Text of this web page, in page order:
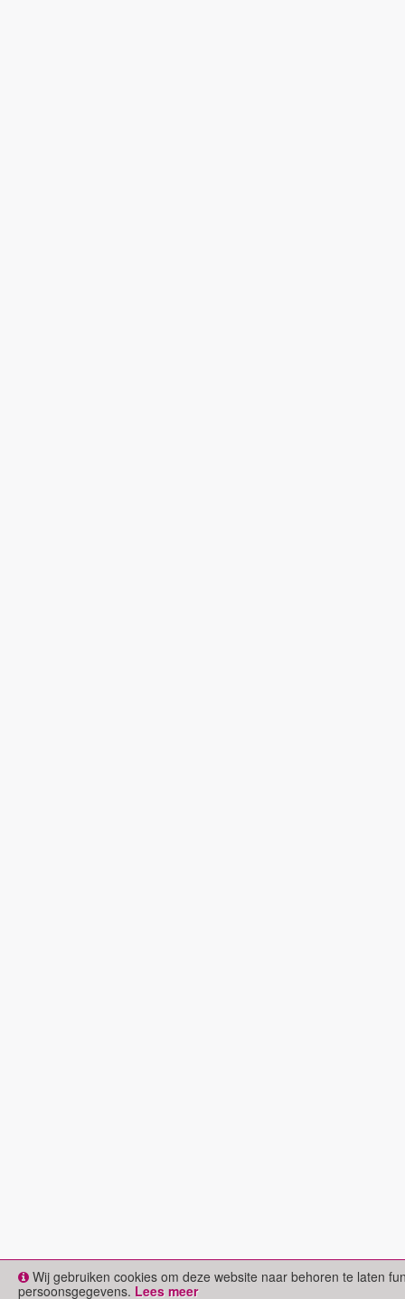
Wij gebruiken cookies om deze website naar behoren te laten
persoonsgegevens. Lees meer